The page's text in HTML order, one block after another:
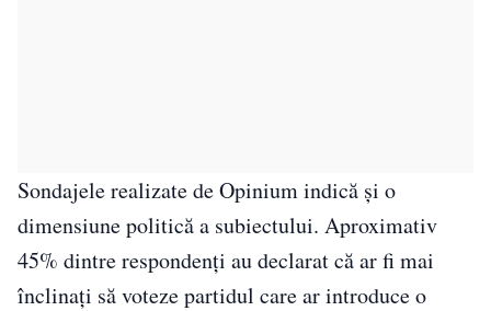
Sondajele realizate de Opinium indică și o
dimensiune politică a subiectului. Aproximativ
45% dintre respondenți au declarat că ar fi mai
înclinați să voteze partidul care ar introduce o